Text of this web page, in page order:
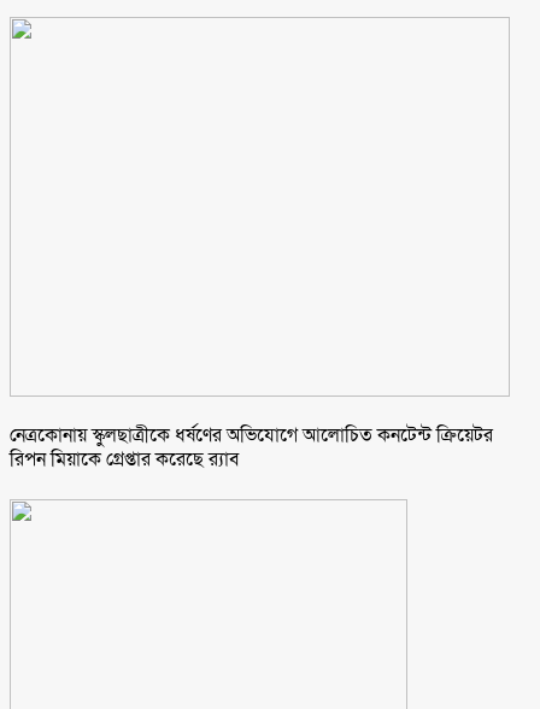
নেত্রকোনায় স্কুলছাত্রীকে ধর্ষণের অভিযোগে আলোচিত কনটেন্ট ক্রিয়েটর
রিপন মিয়াকে গ্রেপ্তার করেছে র‍্যাব